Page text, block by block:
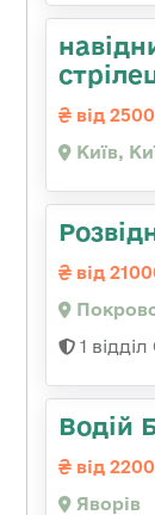
від
Київ,
від
1
Водій
від
Яворів